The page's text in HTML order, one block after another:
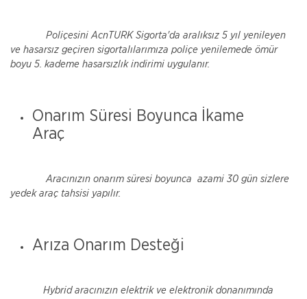
Poliçesini AcnTURK Sigorta'da aralıksız 5 yıl yenileyen
ve hasarsız geçiren sigortalılarımıza poliçe yenilemede ömür
boyu 5. kademe hasarsızlık indirimi uygulanır.
Onarım Süresi Boyunca İkame
Araç
Aracınızın onarım süresi boyunca azami 30 gün sizlere
yedek araç tahsisi yapılır.
Arıza Onarım Desteği
Hybrid aracınızın elektrik ve elektronik donanımında